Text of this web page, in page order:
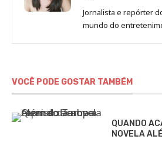
de
Sara
Jornalista e repórter
mundo do
VOCÊ PODE GOSTAR TAMBÉM
QUANDO
NOVELA